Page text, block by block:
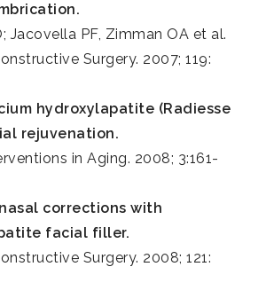
Jacovella PF, Zimman OA et al.
Surgery. 2007; 119:
hydroxylapatite (Radiesse
rejuvenation.
in Aging. 2008; 3:161-
corrections with
facial filler.
Surgery. 2008; 121: